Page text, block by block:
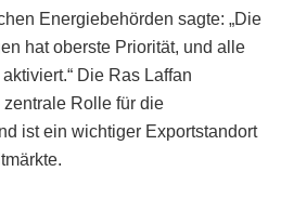
Energiebehörden sagte: „Die
hat oberste Priorität, und alle
Die Ras Laffan
zentrale Rolle für die
ist ein wichtiger Exportstandort